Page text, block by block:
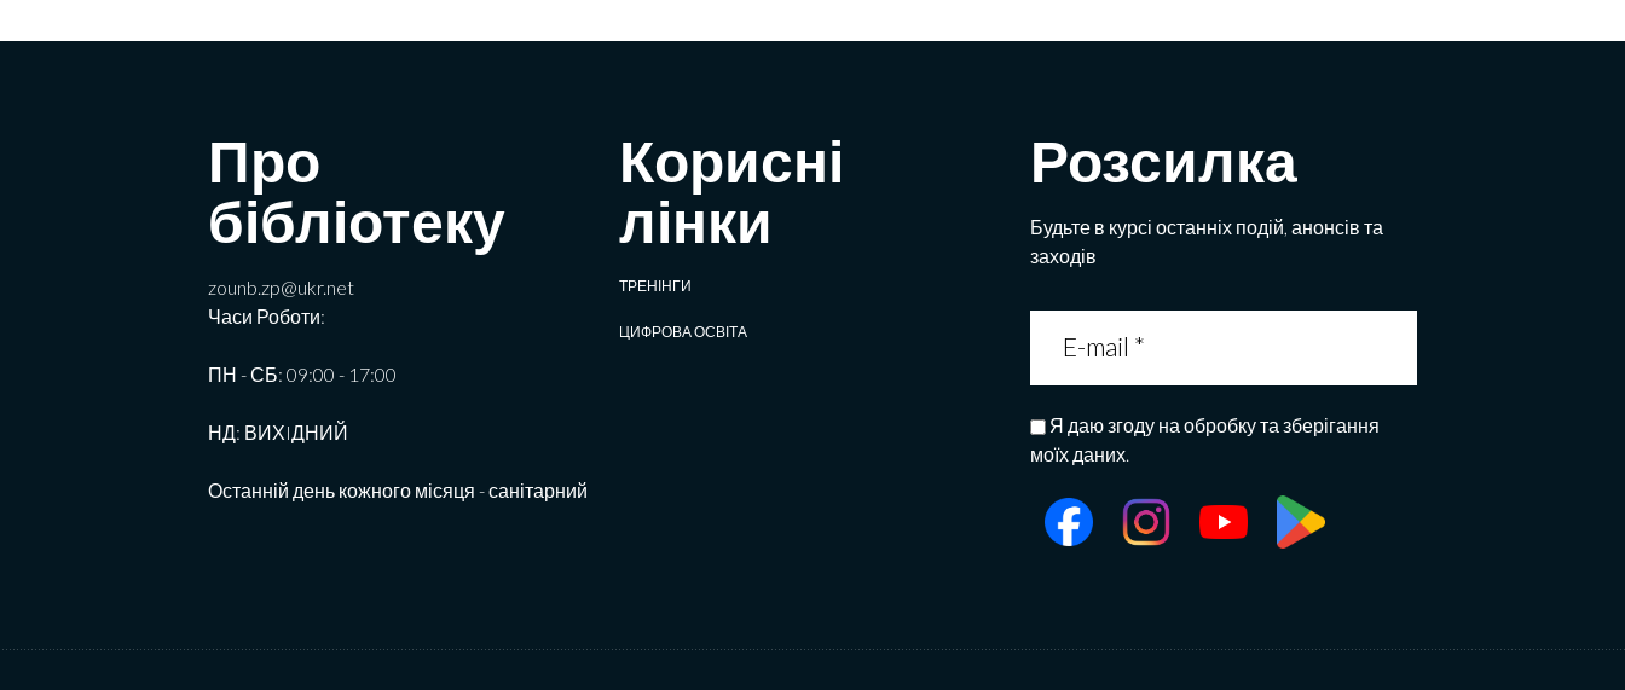
Про
бібліотеку
zounb.zp@ukr.net
Часи Роботи:
ПН - СБ: 09:00 - 17:00
НД: ВИХIДНИЙ
Останній день кожного місяця - санітарний
Корисні
лінки
ТРЕНІНГИ
ЦИФРОВА ОСВІТА
Розсилка
Будьте в курсі останніх подій, анонсів та
заходів
Я даю згоду на обробку та зберігання
моїх даних.